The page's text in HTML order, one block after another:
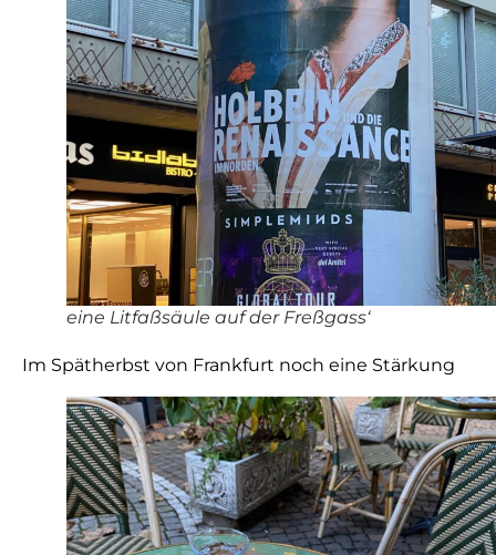
eine Litfaßsäule auf der Freßgass‘
Im Spätherbst von Frankfurt noch eine Stärkung